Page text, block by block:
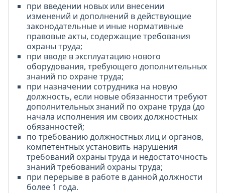
при введении новых или внесении
изменений и дополнений в действующие
законодательные и иные нормативные
правовые акты, содержащие требования
охраны труда;
при вводе в эксплуатацию нового
оборудования, требующего дополнительных
знаний по охране труда;
при назначении сотрудника на новую
должность, если новые обязанности требуют
дополнительных знаний по охране труда (до
начала исполнения им своих должностных
обязанностей;
по требованию должностных лиц и органов,
компетентных установить нарушения
требований охраны труда и недостаточность
знаний требований охраны труда;
при перерыве в работе в данной должности
более 1 года.